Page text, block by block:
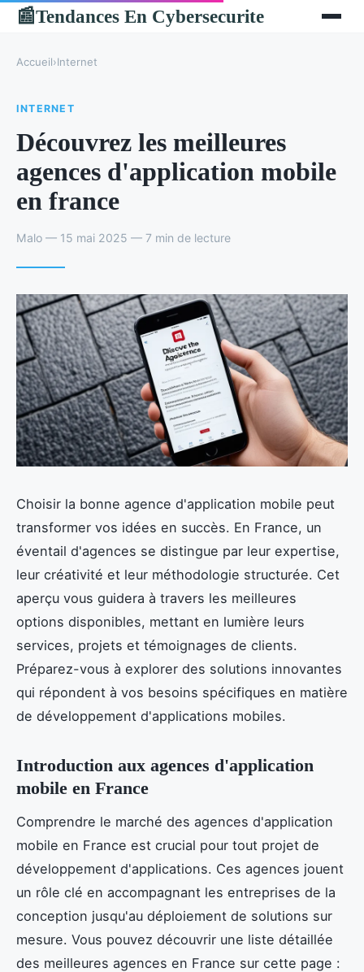
📰Tendances En Cybersecurite
Accueil›Internet
INTERNET
Découvrez les meilleures
agences d'application mobile
en france
Malo — 15 mai 2025 — 7 min de lecture
Choisir la bonne agence d'application mobile peut
transformer vos idées en succès. En France, un
éventail d'agences se distingue par leur expertise,
leur créativité et leur méthodologie structurée. Cet
aperçu vous guidera à travers les meilleures
options disponibles, mettant en lumière leurs
services, projets et témoignages de clients.
Préparez-vous à explorer des solutions innovantes
qui répondent à vos besoins spécifiques en matière
de développement d'applications mobiles.
Introduction aux agences d'application
mobile en France
Comprendre le marché des agences d'application
mobile en France est crucial pour tout projet de
développement d'applications. Ces agences jouent
un rôle clé en accompagnant les entreprises de la
conception jusqu'au déploiement de solutions sur
mesure. Vous pouvez découvrir une liste détaillée
des meilleures agences en France sur cette page :